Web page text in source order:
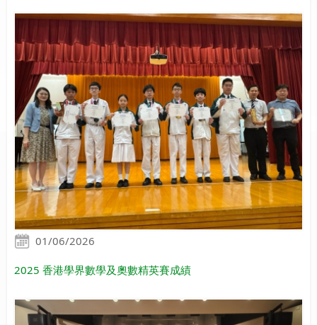
01/06/2026
2025 香港學界數學及奧數精英賽成績